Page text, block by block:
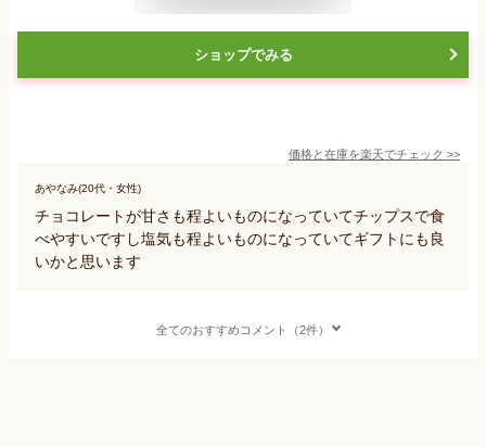
ショップでみる
価格と在庫を楽天でチェック >>
あやなみ(20代・女性)
チョコレートが甘さも程よいものになっていてチップスで食
べやすいですし塩気も程よいものになっていてギフトにも良
いかと思います
全てのおすすめコメント（2件）